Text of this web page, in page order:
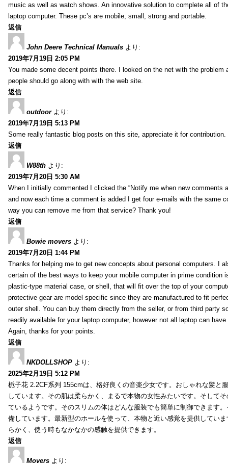
music as well as watch shows. An innovative solution to complete all of
laptop computer. These pc’s are mobile, small, strong and portable.
返信
John Deere Technical Manuals より:
2019年7月19日 2:05 PM
You made some decent points there. I looked on the net with the problem
people should go along with with the web site.
返信
outdoor より:
2019年7月19日 5:13 PM
Some really fantastic blog posts on this site, appreciate it for contribution.
返信
W88th より:
2019年7月20日 5:30 AM
When I initially commented I clicked the “Notify me when new comments
and now each time a comment is added I get four e-mails with the same
way you can remove me from that service? Thank you!
返信
Bowie movers より:
2019年7月20日 1:44 PM
Thanks for helping me to get new concepts about personal computers. I
certain of the best ways to keep your mobile computer in prime condition
plastic-type material case, or shell, that will fit over the top of your
protective gear are model specific since they are manufactured to fit
outer shell. You can buy them directly from the seller, or from third party
readily available for your laptop computer, however not all laptop can
Again, thanks for your points.
返信
NKDOLLSHOP より:
2025年2月19日 5:12 PM
栀子花 2.2CF系列 155cmは、格好良くの音楽少女です。おしゃれな髪と
しています。その肌は柔らかく、まるで本物の女性みたいです。そして
ているようです。そのスリムの体はどんな服装でも簡単に制御できます
備しています。最新型のホールを使って、本物と近い感覚を提供してい
らかく、使う時もなかなかの感触を提供できます。
返信
Movers より: